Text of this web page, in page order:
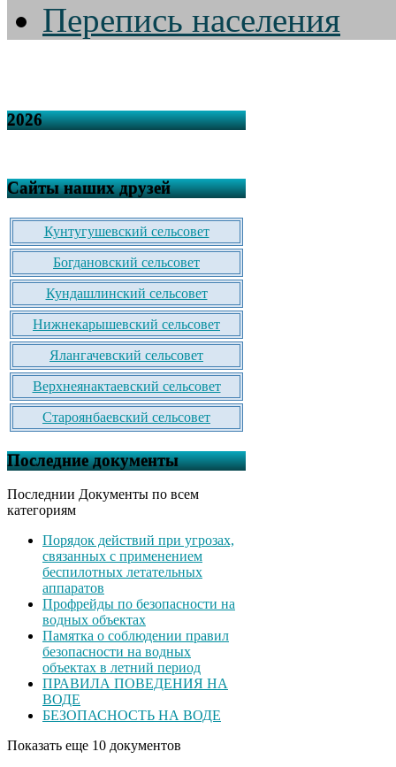
Перепись населения
2026
Сайты наших друзей
Кунтугушевский сельсовет
Богдановский сельсовет
Кундашлинский сельсовет
Нижнекарышевский сельсовет
Ялангачевский сельсовет
Верхнеянактаевский сельсовет
Староянбаевский сельсовет
Последние документы
Последнии Документы по всем
категориям
Порядок действий при угрозах,
связанных с применением
беспилотных летательных
аппаратов
Профрейды по безопасности на
водных объектах
Памятка о соблюдении правил
безопасности на водных
объектах в летний период
ПРАВИЛА ПОВЕДЕНИЯ НА
ВОДЕ
БЕЗОПАСНОСТЬ НА ВОДЕ
Показать еще 10 документов